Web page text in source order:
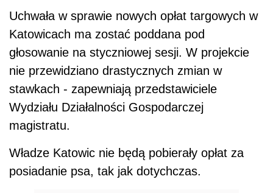
Uchwała w sprawie nowych opłat targowych w
Katowicach ma zostać poddana pod
głosowanie na styczniowej sesji. W projekcie
nie przewidziano drastycznych zmian w
stawkach - zapewniają przedstawiciele
Wydziału Działalności Gospodarczej
magistratu.
Władze Katowic nie będą pobierały opłat za
posiadanie psa, tak jak dotychczas.